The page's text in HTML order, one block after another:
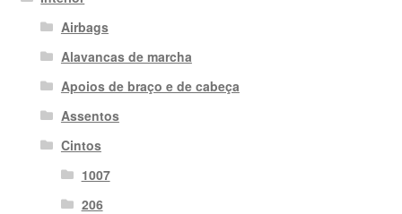
Airbags
Alavancas de marcha
Apoios de braço e de cabeça
Assentos
Cintos
1007
206